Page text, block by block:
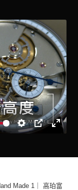
Settings
Enter
Made 1｜ 高珀富